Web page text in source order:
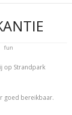
fun
op Strandpark
goed bereikbaar.